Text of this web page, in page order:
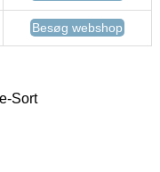
Besøg webshop
Sort